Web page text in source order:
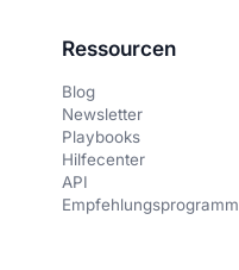
Ressourcen
Blog
Newsletter
Playbooks
Hilfecenter
API
Empfehlungsprogramm